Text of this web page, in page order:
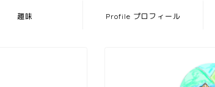
趣味 Profile プロフィール